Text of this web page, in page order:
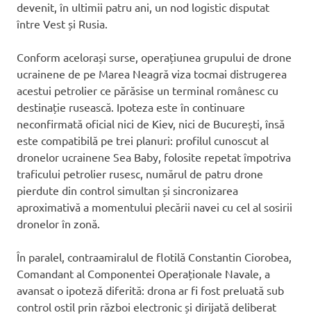
devenit, în ultimii patru ani, un nod logistic disputat
între Vest și Rusia.
Conform acelorași surse, operațiunea grupului de drone
ucrainene de pe Marea Neagră viza tocmai distrugerea
acestui petrolier ce părăsise un terminal românesc cu
destinație rusească. Ipoteza este în continuare
neconfirmată oficial nici de Kiev, nici de București, însă
este compatibilă pe trei planuri: profilul cunoscut al
dronelor ucrainene Sea Baby, folosite repetat împotriva
traficului petrolier rusesc, numărul de patru drone
pierdute din control simultan și sincronizarea
aproximativă a momentului plecării navei cu cel al sosirii
dronelor în zonă.
În paralel, contraamiralul de flotilă Constantin Ciorobea,
Comandant al Componentei Operaționale Navale, a
avansat o ipoteză diferită: drona ar fi fost preluată sub
control ostil prin război electronic și dirijată deliberat